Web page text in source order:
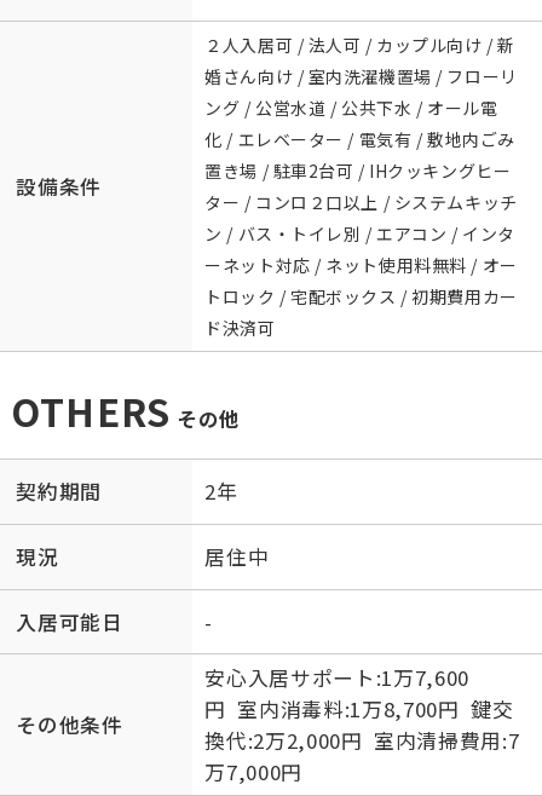
設備条件
２人入居可 / 法人可 / カップル向け / 新
婚さん向け / 室内洗濯機置場 / フローリ
ング / 公営水道 / 公共下水 / オール電
化 / エレベーター / 電気有 / 敷地内ごみ
置き場 / 駐車2台可 / IHクッキングヒー
ター / コンロ２口以上 / システムキッチ
ン / バス・トイレ別 / エアコン / インタ
ーネット対応 / ネット使用料無料 / オー
トロック / 宅配ボックス / 初期費用カー
ド決済可
OTHERS その他
契約期間 2年
現況 居住中
入居可能日 -
その他条件
安心入居サポート:1万7,600
円 室内消毒料:1万8,700円 鍵交
換代:2万2,000円 室内清掃費用:7
万7,000円